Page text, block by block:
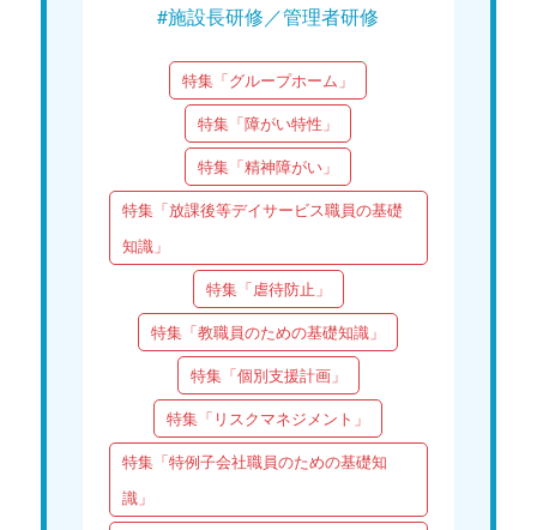
#施設長研修／管理者研修
特集「グループホーム」
特集「障がい特性」
特集「精神障がい」
特集「放課後等デイサービス職員の基礎
知識」
特集「虐待防止」
特集「教職員のための基礎知識」
特集「個別支援計画」
特集「リスクマネジメント」
特集「特例子会社職員のための基礎知
識」